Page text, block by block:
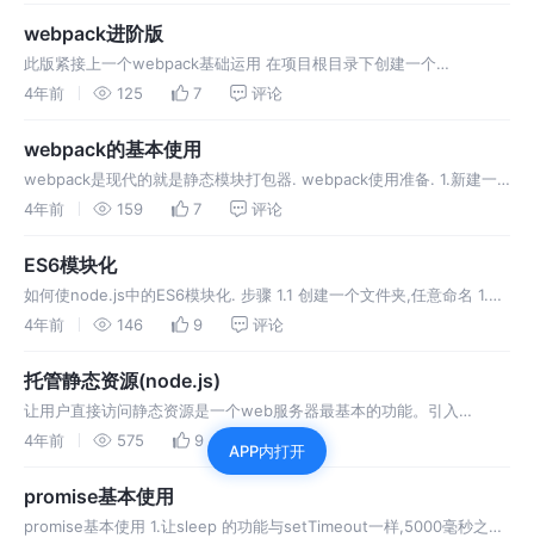
webpack进阶版
此版紧接上一个webpack基础运用 在项目根目录下创建一个
webpack.config.js文件 添加内容 再次输入 npx webpack ./index.js
4年前 125 7 评论
webpack的基本使用
webpack是现代的就是静态模块打包器. webpack使用准备. 1.新建一
个而文件夹 :初始化项目 ~~ npm init --yes 2.以这个模式建内部文件
4年前 159 7 评论
ES6模块化
如何使node.js中的ES6模块化. 步骤 1.1 创建一个文件夹,任意命名 1.2
启动小黑窗,初始化项目,如图 !
4年前 146 9 评论
托管静态资源(node.js)
让用户直接访问静态资源是一个web服务器最基本的功能。引入
express const express = require('express')
4年前 575 9 评论
promise基本使用
promise基本使用 1.让sleep 的功能与setTimeout一样,5000毫秒之后
APP内打开